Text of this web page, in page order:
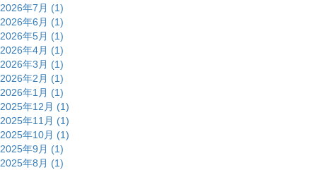
2026年7月 (1)
2026年6月 (1)
2026年5月 (1)
2026年4月 (1)
2026年3月 (1)
2026年2月 (1)
2026年1月 (1)
2025年12月 (1)
2025年11月 (1)
2025年10月 (1)
2025年9月 (1)
2025年8月 (1)